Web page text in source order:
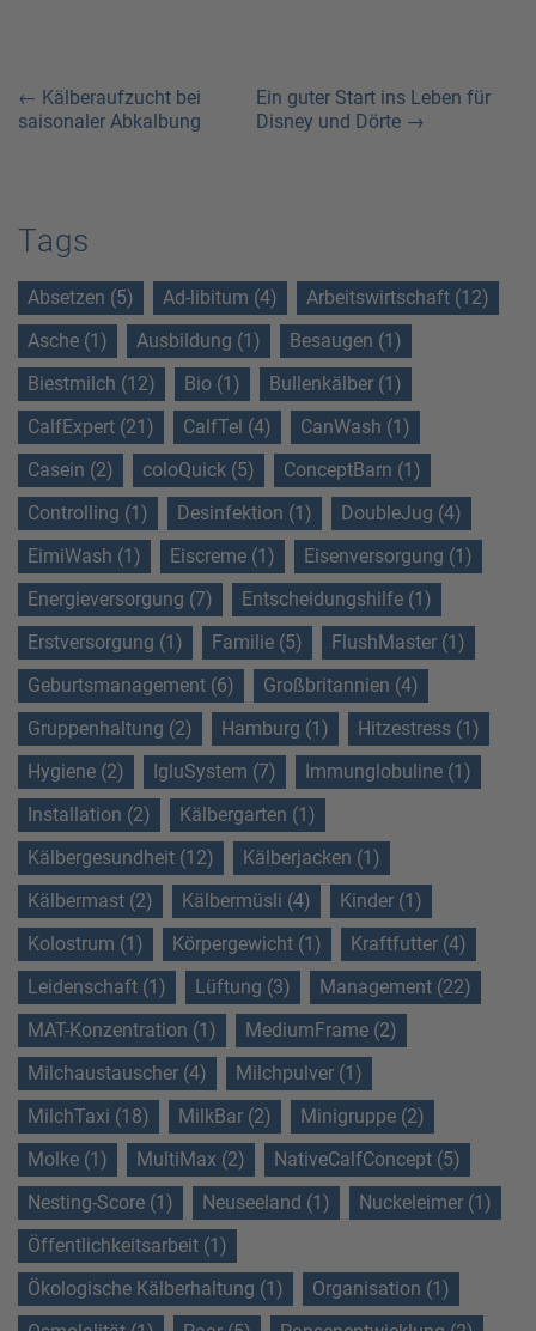
← Kälberaufzucht bei
saisonaler Abkalbung
Ein guter Start ins Leben für
Disney und Dörte →
Tags
Absetzen (5) Ad-libitum (4)
Arbeitswirtschaft (12)
Asche (1)
Ausbildung (1)
Besaugen (1)
Biestmilch (12)
Bio (1)
Bullenkälber (1)
CalfExpert (21)
CalfTel (4)
CanWash (1)
Casein (2)
coloQuick (5)
ConceptBarn (1)
Controlling (1)
Desinfektion (1)
DoubleJug (4)
EimiWash (1)
Eiscreme (1)
Eisenversorgung (1)
Energieversorgung (7)
Entscheidungshilfe (1)
Erstversorgung (1)
Familie (5)
FlushMaster (1)
Geburtsmanagement (6)
Großbritannien (4)
Gruppenhaltung (2)
Hamburg (1)
Hitzestress (1)
Hygiene (2)
IgluSystem (7)
Immunglobuline (1)
Installation (2)
Kälbergarten (1)
Kälbergesundheit (12)
Kälberjacken (1)
Kälbermast (2)
Kälbermüsli (4)
Kinder (1)
Kolostrum (1)
Körpergewicht (1)
Kraftfutter (4)
Leidenschaft (1)
Lüftung (3)
Management (22)
MAT-Konzentration (1)
MediumFrame (2)
Milchaustauscher (4)
Milchpulver (1)
MilchTaxi (18)
MilkBar (2)
Minigruppe (2)
Molke (1)
MultiMax (2)
NativeCalfConcept (5)
Nesting-Score (1)
Neuseeland (1)
Nuckeleimer (1)
Öffentlichkeitsarbeit (1)
Ökologische Kälberhaltung (1)
Organisation (1)